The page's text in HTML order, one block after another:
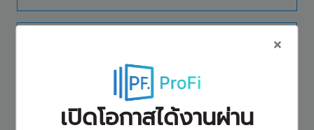
เปิดโอกาสได้งานผ่าน
After that, employees must pay 1,500
- Salary Increase Once a year
- Position Allowance Available
- Paid Leave 6 days after 1 year (cannot be
taken on weekends, except for special cases)
- Probation Period 90 days
รหัส:76824
100,000 THB ~ 150,000 THB
รายละเอียด
- Manage end-to-end international product